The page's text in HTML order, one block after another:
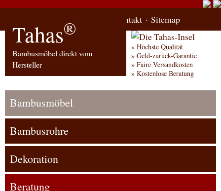
Kontakt Sitemap
Tahas®
Bambusmöbel direkt vom
Hersteller
Höchste Qualität
Geld-zurück-Garantie
Faire Versandkosten
Kostenlose Beratung
Bambusmöbel
Bambusrohre
Dekoration
Beratung